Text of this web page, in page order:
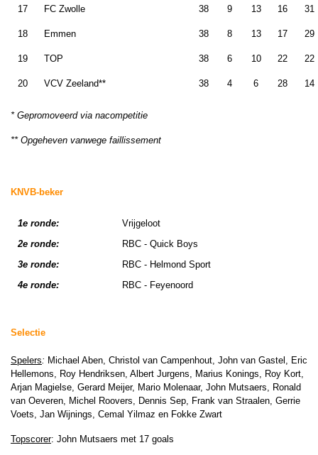
17
18
19
20
FC Zwolle
Emmen
TOP
VCV Zeeland**
38
38
38
38
9
8
6
4
13
13
10
6
16
17
22
28
31
29
22
14
* Gepromoveerd via nacompetitie
** Opgeheven vanwege faillissement
KNVB-beker
1e ronde:
Vrijgeloot
2e ronde:
RBC - Quick Boys
3e ronde:
RBC - Helmond Sport
4e ronde:
RBC - Feyenoord
Selectie
Spelers: Michael Aben, Christol van Campenhout, John van Gastel, Eric
Hellemons, Roy Hendriksen, Albert Jurgens, Marius Konings, Roy Kort,
Arjan Magielse, Gerard Meijer, Mario Molenaar, John Mutsaers, Ronald
van Oeveren, Michel Roovers, Dennis Sep, Frank van Straalen, Gerrie
Voets, Jan Wijnings, Cemal Yilmaz en Fokke Zwart
Topscorer: John Mutsaers met 17 goals